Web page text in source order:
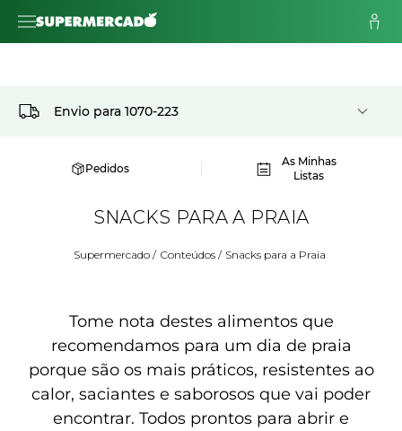
Envio para 1070-223
Pedidos
As Minhas
Listas
SNACKS PARA A PRAIA
Supermercado / Conteúdos / Snacks para a Praia
Tome nota destes alimentos que
recomendamos para um dia de praia
porque são os mais práticos, resistentes ao
calor, saciantes e saborosos que vai poder
encontrar. Todos prontos para abrir e